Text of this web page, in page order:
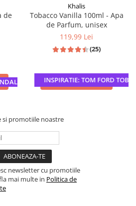
de
INSPIRATIE: TOM FORD
Khalis
Tobacco Vanilla 100ml - Apa
de Parfum, unisex
119,99 Lei
(25)
ADAUGA IN COS
si promotiile noastre
newsletter cu promotiile
mai multe in Politica de